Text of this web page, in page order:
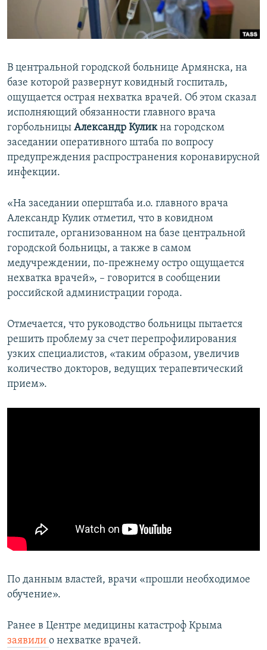
ПОБЕДИТЕЛЕЙ НЕ СУДЯТ?
КРЫМ.НЕПОКОРЕННЫЙ
УКРАИНСКАЯ ПРОБЛЕМА КРЫМА
ПРИСОЕДИНЯЙТЕСЬ!
Все сайты RFE/RL
В центральной городской больнице Армянска, на
базе которой развернут ковидный госпиталь,
ощущается острая нехватка врачей. Об этом сказал
исполняющий обязанности главного врача
горбольницы Александр Куликна городском
заседании оперативного штаба по вопросу
предупреждения распространения коронавирусной
инфекции.
«На заседании оперштаба и.о. главного врача
Александр Кулик отметил, что в ковидном
госпитале, организованном на базе центральной
городской больницы, а также в самом
медучреждении, по-прежнему остро ощущается
нехватка врачей», – говорится в сообщении
российской администрации города.
Отмечается, что руководство больницы пытается
решить проблему за счет перепрофилирования
узких специалистов, «таким образом, увеличив
количество докторов, ведущих терапевтический
прием».
По данным властей, врачи «прошли необходимое
обучение».
Ранее в Центре медицины катастроф Крыма
заявили о нехватке врачей.